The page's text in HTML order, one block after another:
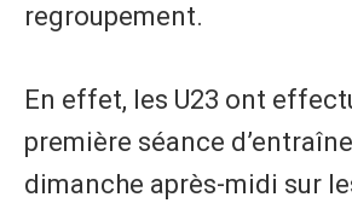
regroupement.
En effet, les U23 ont
première séance
dimanche après-midi sur